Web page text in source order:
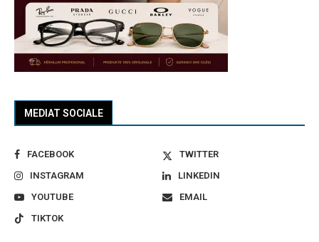
MEDIAT SOCIALE
FACEBOOK
TWITTER
INSTAGRAM
LINKEDIN
YOUTUBE
EMAIL
TIKTOK